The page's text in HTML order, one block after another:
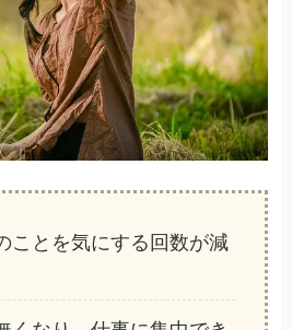
ことを気にする回数が減